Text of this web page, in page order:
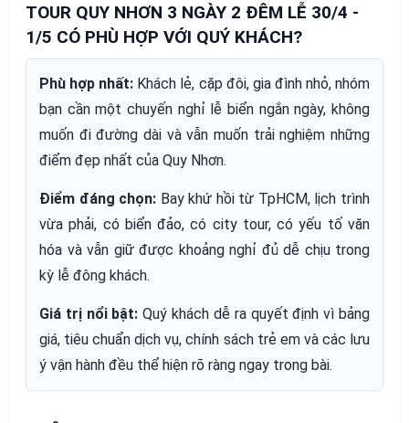
TOUR QUY NHƠN 3 NGÀY 2 ĐÊM LỄ 30/4 -
1/5 CÓ PHÙ HỢP VỚI QUÝ KHÁCH?
Phù hợp nhất: Khách lẻ, cặp đôi, gia đình nhỏ, nhóm
bạn cần một chuyến nghỉ lễ biển ngắn ngày, không
muốn đi đường dài và vẫn muốn trải nghiệm những
điểm đẹp nhất của Quy Nhơn.
Điểm đáng chọn: Bay khứ hồi từ TpHCM, lịch trình
vừa phải, có biển đảo, có city tour, có yếu tố văn
hóa và vẫn giữ được khoảng nghỉ đủ dễ chịu trong
kỳ lễ đông khách.
Giá trị nổi bật: Quý khách dễ ra quyết định vì bảng
giá, tiêu chuẩn dịch vụ, chính sách trẻ em và các lưu
ý vận hành đều thể hiện rõ ràng ngay trong bài.